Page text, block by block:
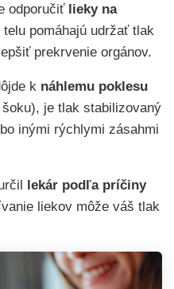
odporučiť lieky na
telu pomáhajú udržať tlak
prekrvenie orgánov.
k náhlemu poklesu
je tlak stabilizovaný
inými rýchlymi zásahmi
lekár podľa príčiny
liekov môže váš tlak